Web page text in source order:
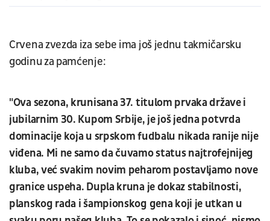
Crvena zvezda iza sebe ima još jednu takmičarsku
godinu za pamćenje:
"Ova sezona, krunisana 37. titulom prvaka države i
jubilarnim 30. Kupom Srbije, je još jedna potvrda
dominacije koja u srpskom fudbalu nikada ranije nije
viđena. Mi ne samo da čuvamo status najtrofejnijeg
kluba, već svakim novim peharom postavljamo nove
granice uspeha. Dupla kruna je dokaz stabilnosti,
planskog rada i šampionskog gena koji je utkan u